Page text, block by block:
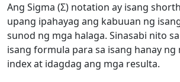
Ang Sigma (Σ) notation ay isang
upang ipahayag ang kabuuan ng
sunod ng mga halaga. Sinasabi nito
isang formula para sa isang hanay ng
index at idagdag ang mga resulta.